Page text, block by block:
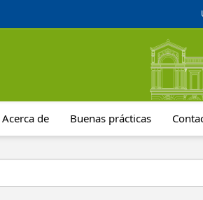
Acerca de Buenas prácticas